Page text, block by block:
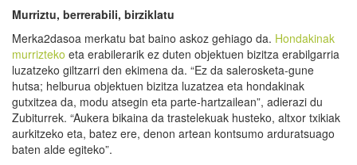
Murriztu, berrerabili, birziklatu
Merka2dasoa merkatu bat baino askoz gehiago da. Hondakinak
murrizteko eta erabilerarik ez duten objektuen bizitza erabilgarria
luzatzeko giltzarri den ekimena da. “Ez da salerosketa-gune
hutsa; helburua objektuen bizitza luzatzea eta hondakinak
gutxitzea da, modu atsegin eta parte-hartzailean”, adierazi du
Zubiturrek. “Aukera bikaina da trastelekuak husteko, altxor txikiak
aurkitzeko eta, batez ere, denon artean kontsumo arduratsuago
baten alde egiteko”.